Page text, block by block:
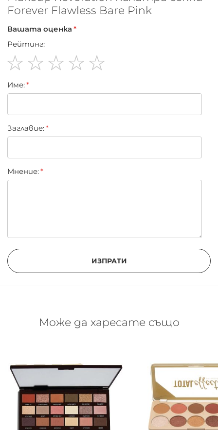
Forever Flawless Bare Pink
Вашата оценка
Рейтинг:
star
stars
stars
stars
stars
Име:
Заглавиe:
Мнение:
ИЗПРАТИ
Може да харесате също